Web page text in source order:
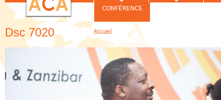
Dsc 7020
CONFÉRENCE
Vous êtes ici
Accueil